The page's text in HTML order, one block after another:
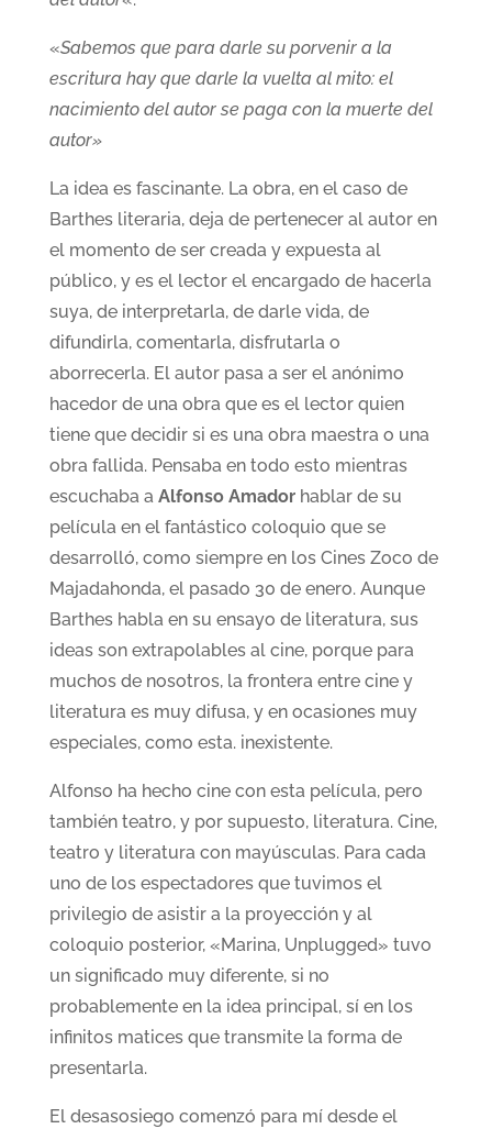
«Sabemos que para darle su porvenir a la
escritura hay que darle la vuelta al mito: el
nacimiento del autor se paga con la muerte del
autor»
La idea es fascinante. La obra, en el caso de
Barthes literaria, deja de pertenecer al autor en
el momento de ser creada y expuesta al
público, y es el lector el encargado de hacerla
suya, de interpretarla, de darle vida, de
difundirla, comentarla, disfrutarla o
aborrecerla. El autor pasa a ser el anónimo
hacedor de una obra que es el lector quien
tiene que decidir si es una obra maestra o una
obra fallida. Pensaba en todo esto mientras
escuchaba a Alfonso Amadorhablar de su
película en el fantástico coloquio que se
desarrolló, como siempre en los Cines Zoco de
Majadahonda, el pasado 30 de enero. Aunque
Barthes habla en su ensayo de literatura, sus
ideas son extrapolables al cine, porque para
muchos de nosotros, la frontera entre cine y
literatura es muy difusa, y en ocasiones muy
especiales, como esta. inexistente.
Alfonso ha hecho cine con esta película, pero
también teatro, y por supuesto, literatura. Cine,
teatro y literatura con mayúsculas. Para cada
uno de los espectadores que tuvimos el
privilegio de asistir a la proyección y al
coloquio posterior, «Marina, Unplugged» tuvo
un significado muy diferente, si no
probablemente en la idea principal, sí en los
infinitos matices que transmite la forma de
presentarla.
El desasosiego comenzó para mí desde el